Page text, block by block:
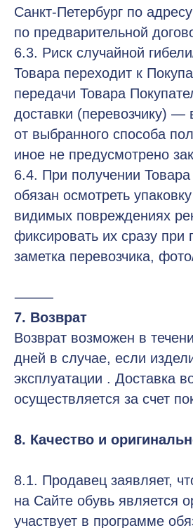
Санкт‑Петербург по
по предварительной
6.3. Риск случайной
Товара переходит к
передачи Товара
доставки (перевозчику) —
от выбранного способа
иное не предусмотрено
6.4. При получении Товара
обязан осмотреть
видимых повреждениях
фиксировать их сразу при
заметка перевозчика,
⸻
7. Возврат
Возврат возможен в
дней в случае, если
эксплуатации . Доставка
осуществляется за счет
8. Качество и
8.1. Продавец заявляет,
на Сайте обувь является
участвует в программе
ИП Чаплыгин Филипп Александрович
ИНН: 434592525000
Blundstore@yandex.com
Контакты
Публичная оферта
Политика конфиденциальности
История бренда
О нас